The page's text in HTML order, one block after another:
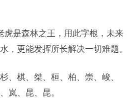
虎是森林之王，用此字根，未来
，更能发挥所长解决一切难题。
、棋、桀、桓、柏、崇、峻、
岚、昆、昆。